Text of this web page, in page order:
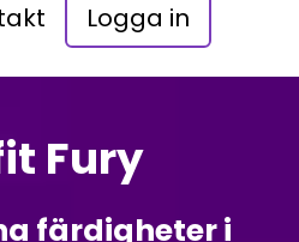
Logga in
Fury
färdigheter i